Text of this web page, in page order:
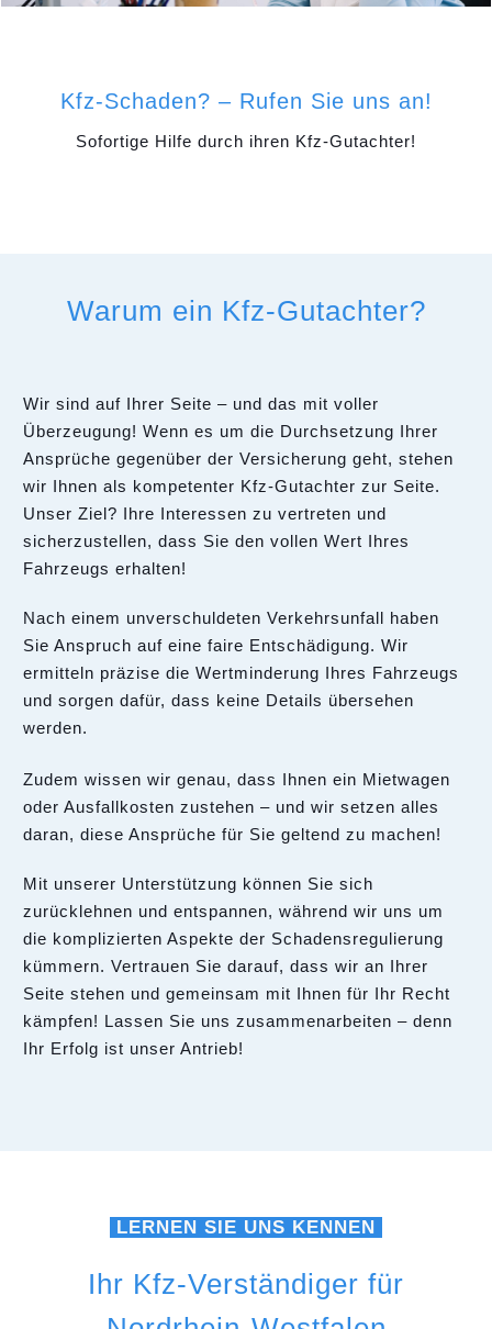
Kfz-Schaden? – Rufen Sie uns an!
Sofortige Hilfe durch ihren Kfz-Gutachter!
Warum ein Kfz-Gutachter?
Wir sind auf Ihrer Seite – und das mit voller
Überzeugung! Wenn es um die Durchsetzung Ihrer
Ansprüche gegenüber der Versicherung geht, stehen
wir Ihnen als kompetenter Kfz-Gutachter zur Seite.
Unser Ziel? Ihre Interessen zu vertreten und
sicherzustellen, dass Sie den vollen Wert Ihres
Fahrzeugs erhalten!
Nach einem unverschuldeten Verkehrsunfall haben
Sie Anspruch auf eine faire Entschädigung. Wir
ermitteln präzise die Wertminderung Ihres Fahrzeugs
und sorgen dafür, dass keine Details übersehen
werden.
Zudem wissen wir genau, dass Ihnen ein Mietwagen
oder Ausfallkosten zustehen – und wir setzen alles
daran, diese Ansprüche für Sie geltend zu machen!
Mit unserer Unterstützung können Sie sich
zurücklehnen und entspannen, während wir uns um
die komplizierten Aspekte der Schadensregulierung
kümmern. Vertrauen Sie darauf, dass wir an Ihrer
Seite stehen und gemeinsam mit Ihnen für Ihr Recht
kämpfen! Lassen Sie uns zusammenarbeiten – denn
Ihr Erfolg ist unser Antrieb!
LERNEN SIE UNS KENNEN
Ihr Kfz-Verständiger für